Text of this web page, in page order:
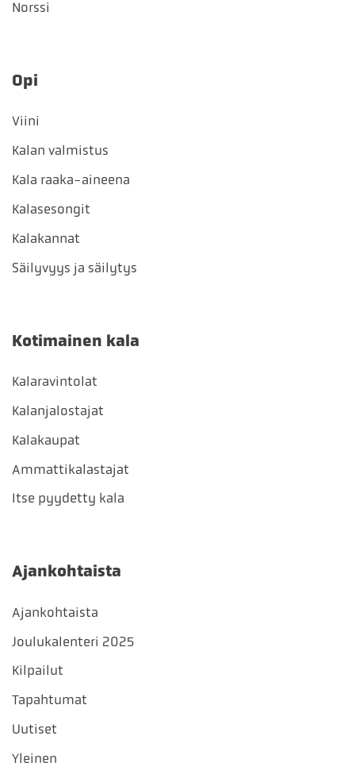
Norssi
Opi
Viini
Kalan valmistus
Kala raaka-aineena
Kalasesongit
Kalakannat
Säilyvyys ja säilytys
Kotimainen kala
Kalaravintolat
Kalanjalostajat
Kalakaupat
Ammattikalastajat
Itse pyydetty kala
Ajankohtaista
Ajankohtaista
Joulukalenteri 2025
Kilpailut
Tapahtumat
Uutiset
Yleinen